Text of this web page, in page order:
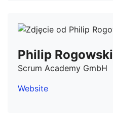
Philip Rogowski
Scrum Academy GmbH
Website